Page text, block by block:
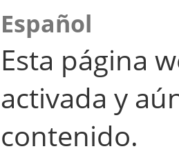
Español
Esta página
activada y
contenido.